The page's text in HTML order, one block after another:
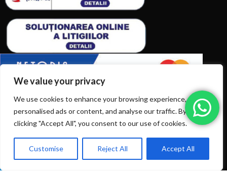
We value your privacy
We use cookies to enhance your browsing experience, serve
personalised ads or content, and analyse our traffic. By
clicking "Accept All", you consent to our use of cookies.
Customise Reject All Accept All
Ai intrebări? Sună la: +40720366616
ARTICOLE RECENTE
TERMENI & CONDITII
CATEGORII DE PRODUSE
CATEGORII DE PRODUSE
0